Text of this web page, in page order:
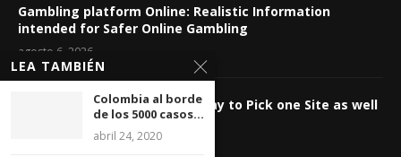
Gambling platform Online: Realistic Information
intended for Safer Online Gambling
agosto 6, 2026
Casino Internet-based: The way to Pick one Site as well
as Control Wagering Dangers
LEA TAMBIÉN
Colombia al borde
de los 5000 casos...
abril 24, 2020